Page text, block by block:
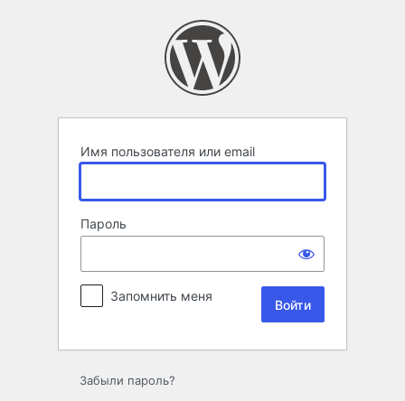
Имя пользователя или email
Пароль
Запомнить меня
Забыли пароль?